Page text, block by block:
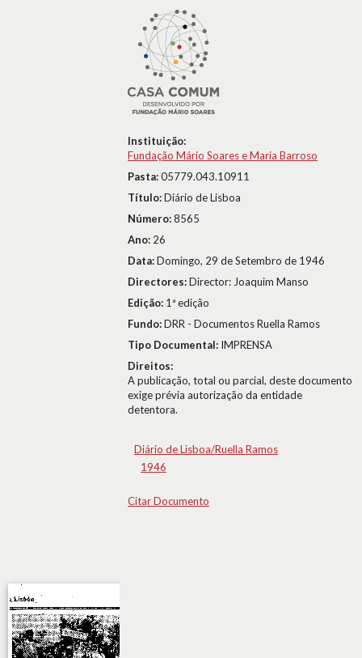
Instituição:
Fundação Mário Soares e Maria Barroso
Pasta:05779.043.10911
Título:Diário de Lisboa
Número:8565
Ano: 26
Data:Domingo, 29 de Setembro de 1946
Directores:Director: Joaquim Manso
Edição: 1ª edição
Fundo:DRR - Documentos Ruella Ramos
Tipo Documental: IMPRENSA
Direitos:
A publicação, total ou parcial, deste documento
exige prévia autorização da entidade
detentora.
Diário de Lisboa/Ruella Ramos
1946
Citar Documento